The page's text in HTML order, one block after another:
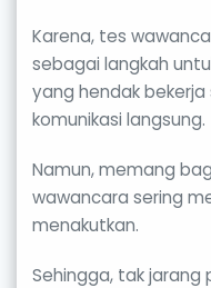
Karena, tes
sebagai langkah
yang hendak
komunikasi langsung.
Namun, memang
wawancara sering
menakutkan.
Sehingga, tak jarang